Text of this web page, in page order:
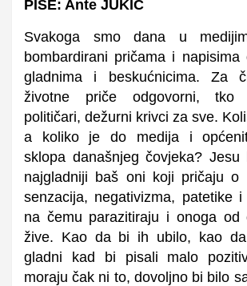
PIŠE: Ante JUKIĆ
Svakoga smo dana u
bombardirani pričama i napisima
gladnima i beskućnicima. Za
životne priče odgovorni, tko
političari, dežurni krivci za sve.
a koliko je do medija i
sklopa današnjeg čovjeka?
najgladniji baš oni koji pričaju o
senzacija, negativizma, patetike
na čemu parazitiraju i onoga od
žive. Kao da bi ih ubilo, kao
gladni kad bi pisali malo
moraju čak ni to, dovoljno bi bilo